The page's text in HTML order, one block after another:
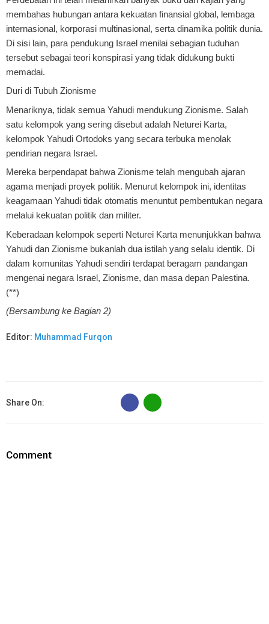
membahas hubungan antara kekuatan finansial global, lembaga
internasional, korporasi multinasional, serta dinamika politik dunia.
Di sisi lain, para pendukung Israel menilai sebagian tuduhan
tersebut sebagai teori konspirasi yang tidak didukung bukti
memadai.
Duri di Tubuh Zionisme
Menariknya, tidak semua Yahudi mendukung Zionisme. Salah
satu kelompok yang sering disebut adalah Neturei Karta,
kelompok Yahudi Ortodoks yang secara terbuka menolak
pendirian negara Israel.
Mereka berpendapat bahwa Zionisme telah mengubah ajaran
agama menjadi proyek politik. Menurut kelompok ini, identitas
keagamaan Yahudi tidak otomatis menuntut pembentukan negara
melalui kekuatan politik dan militer.
Keberadaan kelompok seperti Neturei Karta menunjukkan bahwa
Yahudi dan Zionisme bukanlah dua istilah yang selalu identik. Di
dalam komunitas Yahudi sendiri terdapat beragam pandangan
mengenai negara Israel, Zionisme, dan masa depan Palestina.
(**)
(Bersambung ke Bagian 2)
Editor: Muhammad Furqon
Share On:
B
Comment